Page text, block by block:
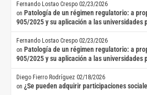
Fernando Lostao Crespo 02/23/2026
on Patología de un régimen regulatorio: a
905/2025 y su aplicación a las universidades
Fernando Lostao Crespo 02/23/2026
on Patología de un régimen regulatorio: a
905/2025 y su aplicación a las universidades
Diego Fierro Rodríguez 02/18/2026
on¿Se pueden adquirir participaciones